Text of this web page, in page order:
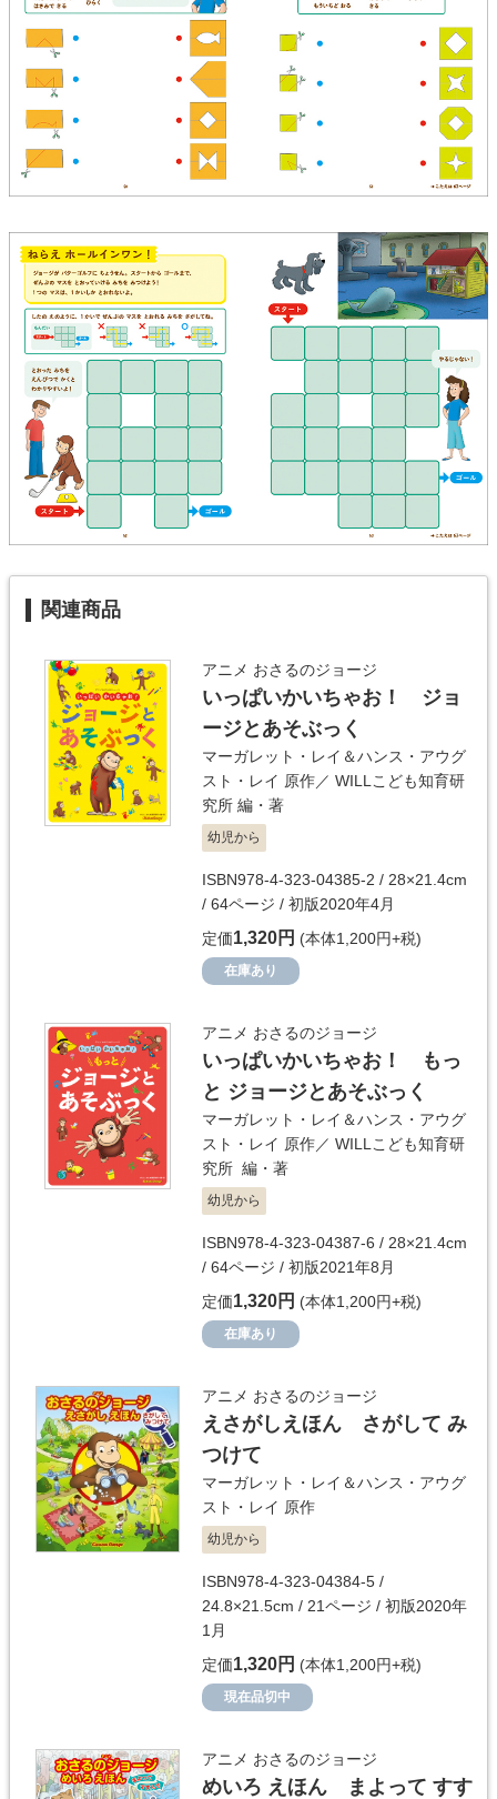
関連商品
アニメ おさるのジョージ
いっぱいかいちゃお！ ジョ
ージとあそぶっく
マーガレット・レイ＆ハンス・アウグ
スト・レイ 原作／ WILLこども知育研
究所 編・著
幼児から
ISBN978-4-323-04385-2 / 28×21.4cm
/ 64ページ / 初版2020年4月
定価1,320円 (本体1,200円+税)
在庫あり
アニメ おさるのジョージ
いっぱいかいちゃお！ もっ
と ジョージとあそぶっく
マーガレット・レイ＆ハンス・アウグ
スト・レイ 原作／ WILLこども知育研
究所 編・著
幼児から
ISBN978-4-323-04387-6 / 28×21.4cm
/ 64ページ / 初版2021年8月
定価1,320円 (本体1,200円+税)
在庫あり
アニメ おさるのジョージ
えさがしえほん さがして み
つけて
マーガレット・レイ＆ハンス・アウグ
スト・レイ 原作
幼児から
ISBN978-4-323-04384-5 /
24.8×21.5cm / 21ページ / 初版2020年
1月
定価1,320円 (本体1,200円+税)
現在品切中
アニメ おさるのジョージ
めいろ えほん まよって すす